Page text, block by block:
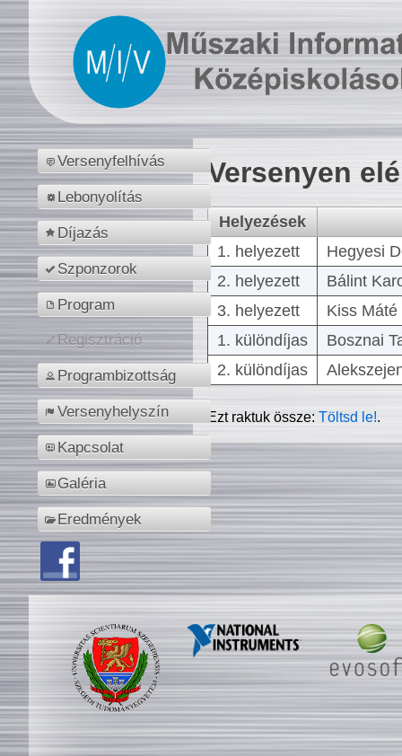
Versenyfelhívás
Lebonyolítás
Díjazás
Szponzorok
Program
Regisztráció
Programbizottság
Versenyhelyszín
Kapcsolat
Galéria
Eredmények
Versenyen
Helyezések
1. helyezett
Hegyesi
2. helyezett
Bálint
3. helyezett
Kiss
1. különdíjas
Bosznai
2. különdíjas
Ezt raktuk össze:Töltsd le!.